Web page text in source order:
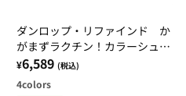
ダンロップ・リファインド か
がまずラクチン！カラーシュー
ズ
¥6,589 (税込)
4colors